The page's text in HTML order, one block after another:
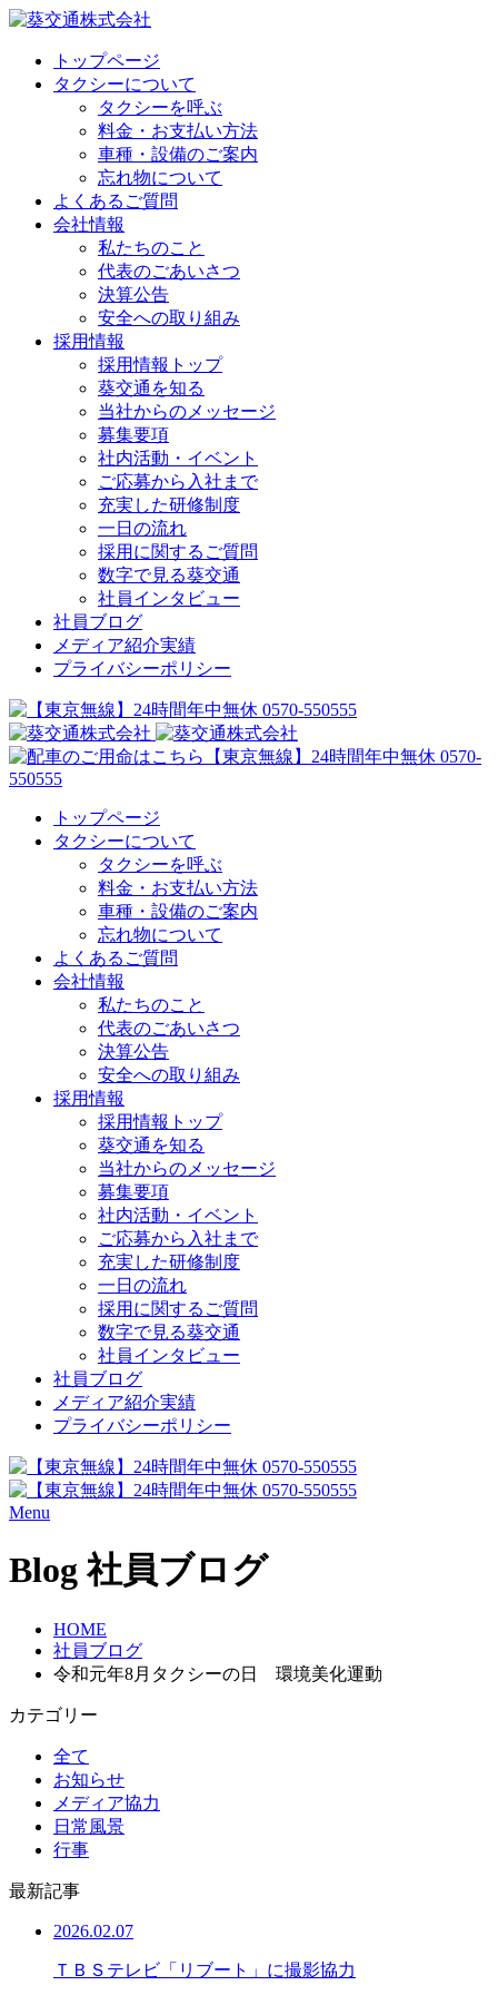
トップページ
タクシーについて
タクシーを呼ぶ
料金・お支払い方法
車種・設備のご案内
忘れ物について
よくあるご質問
会社情報
私たちのこと
代表のごあいさつ
決算公告
安全への取り組み
採用情報
採用情報トップ
葵交通を知る
当社からのメッセージ
募集要項
社内活動・イベント
ご応募から入社まで
充実した研修制度
一日の流れ
採用に関するご質問
数字で見る葵交通
社員インタビュー
社員ブログ
メディア紹介実績
プライバシーポリシー
トップページ
タクシーについて
タクシーを呼ぶ
料金・お支払い方法
車種・設備のご案内
忘れ物について
よくあるご質問
会社情報
私たちのこと
代表のごあいさつ
決算公告
安全への取り組み
採用情報
採用情報トップ
葵交通を知る
当社からのメッセージ
募集要項
社内活動・イベント
ご応募から入社まで
充実した研修制度
一日の流れ
採用に関するご質問
数字で見る葵交通
社員インタビュー
社員ブログ
メディア紹介実績
プライバシーポリシー
Menu
Blog 社員ブログ
HOME
社員ブログ
令和元年8月タクシーの日 環境美化運動
カテゴリー
全て
お知らせ
メディア協力
日常風景
行事
最新記事
2026.02.07
ＴＢＳテレビ「リブート」に撮影協力